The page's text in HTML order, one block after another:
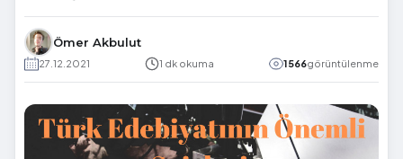
Ömer Akbulut
27.12.2021 1 dk okuma 1566görüntülenme